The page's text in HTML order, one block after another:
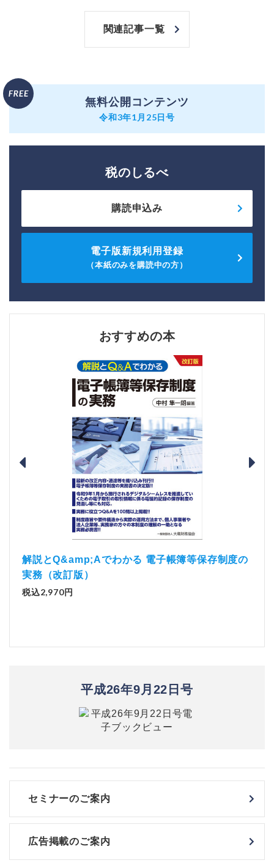
関連記事一覧
無料公開コンテンツ
令和3年1月25日号
税のしるべ
購読申込み
電子版新規利用登録
（本紙のみを購読中の方）
おすすめの本
解説とQ&amp;Aでわかる 電子帳簿等保存制度の
実務（改訂版）
税込2,970円
平成26年9月22日号
セミナーのご案内
広告掲載のご案内